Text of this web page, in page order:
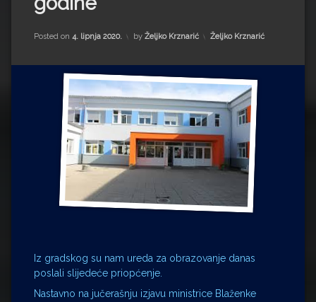
Impressum
Milenko Strižak
Drugi autori
Drugi autori
Matea Andrić
Ljiljana Lekanić-Kljaić
Željko Krznarić
Mario Lovreković
Miroslav Šantek
Posted on 4. lipnja 2020. by Željko Krznarić Kategorije:
Željko Krznarić
Iz gradskog su nam ureda za obrazovanje danas
poslali slijedeće priopćenje.
Nastavno na jučerašnju izjavu ministrice Blaženke